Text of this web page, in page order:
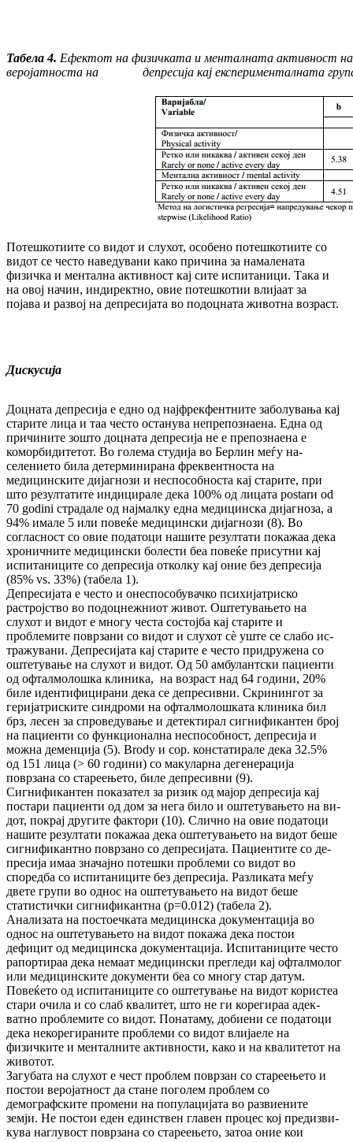
Табела4. Ефектот на физичката и мен­тал­ната активност на
веројатноста на де­пресија кај експерименталната
Потешкотиите со видот и слухот, особено по­тешкотиите со
видот се често наведувани како причина за намалената
физичка и мен­тал­на активност кај сите испитаници. Така и
на овој начин, индиректно, овие потешкотии вли­јаат за
појава и развој на депресијата во по­доцната животна возраст.
Дискусија
Доцната депресија е едно од најфрекфентните за­бо­лувања кај
старите лица и таа често ос­та­ну­ва непрепознаена. Една од
причините зошто доц­ната депресија не е препознаена е
комор­би­дитетот. Во голема студија во Берлин меѓу на­
селението била детерминирана фрек­вент­нос­та на
медицинските дијагнози и не­спо­соб­нос­та кај старите, при
што резултатите ин­ди­ци­ра­ле дека 100% од лицата postarи od
70 go­di­ni страдале од најмалку една медицинска дијаг­ноза, а
94% имале 5 или повеќе ме­ди­цин­ски дијагнози (8). Во
согласност со овие по­да­то­ци нашите резултати покажаа дека
хро­нич­ни­те медицински болести беа повеќе присутни кај
испитаниците со депресија отколку кај оние без депресија
(85% vs. 33%) (табела 1).
Депресијата е често и онеспособувачко пси­хи­јат­риско
растројство во подоцнежниот живот. Ош­те­тувањето на
слухот и видот е многу чес­та состојба кај старите и
проблемите поврзани со видот и слухот сè уште се слабо ис­
тра­жу­ва­ни. Депресијата кај старите е често при­дру­же­на со
оштетување на слухот и видот. Од 50 ам­бу­лантски пациенти
од офталмолошка кли­ни­ка, на возраст над 64 години, 20%
биле иден­ти­фи­цирани дека се депресивни. Скринингот за
геријатриските синдроми на офтал­мо­лош­ка­та клиника бил
брз, лесен за спроведување и де­тектирал сигнификантен број
на пациенти со функционална неспособност, депресија и
мож­на деменција (5). Brody и сор. кон­ста­ти­ра­ле дека 32.5%
oд 151 лица (> 60 години) со ма­ку­ларна дегенерација
поврзана со стареењето, биле депресивни (9).
Сигнификантен по­ка­за­тел за ризик од мајор депресија кај
постари па­циен­ти од дом за нега било и оштетувањето на ви­
дот, покрај другите фактори (10). Слично на овие податоци
нашите резултати покажаа дека ош­те­тувањето на видот беше
сигнификантно по­врзано со депресијата. Пациентите со де­
пре­си­ја имаа значајно потешки проблеми со видот во
споредба со испитаниците без депресија. Раз­ли­ката меѓу
двете групи во однос на ош­те­ту­ва­њето на видот беше
статистички сиг­ни­фи­кант­на (p=0.012) (табела 2).
Анализата на постоечката медицинска до­ку­мен­тација во
однос на оштетувањето на видот по­ка­жа дека постои
дефицит од медицинска до­ку­ментација. Испитаниците често
ра­пор­ти­раа дека немаат медицински прегледи кај офтал­молог
или медицинските документи беа со многу стар датум.
Повеќето од ис­пи­та­ни­ци­те со оштетување на видот користеа
стари очи­ла и со слаб квалитет, што не ги корегираа адек­
ватно проблемите со видот. Понатаму, до­бие­ни се податоци
дека некорегираните про­бле­ми со видот влијаеле на
физичките и мен­тал­ните активности, како и на квалитетот на
жи­вотот.
Загубата на слухот е чест проблем поврзан со ста­реењето и
постои веројатност да стане по­го­лем проблем со
демографските промени на по­пу­лацијата во развиените
земји. Не постои еден единствен главен процес кој пре­диз­ви­
ку­ва наглувост поврзана со стареењето, затоа оние кои